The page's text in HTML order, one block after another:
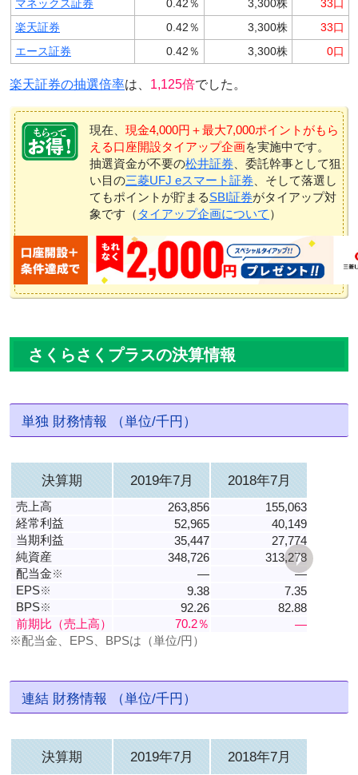
マネックス証券 0.42％ 3,300株
33口
楽天証券
0.42％ 3,300株
33口
エース証券
0.42％ 3,300株 0口
楽天証券の抽選倍率は、 1,125倍でした。
現在、 現金4,000円＋最大7,000ポイントがもら
える口座開設タイアップ企画を実施中です。
抽選資金が不要の松井証券 、委託幹事として狙
い目の三菱UFJ eスマート証券 、そして落選し
てもポイントが貯まるSBI証券がタイアップ対
象です（ タイアップ企画について ）
さくらさくプラスの決算情報
単独 財務情報 （単位/千円）
決算期 2019年7月 2018年7月
売上高 263,856
155,063
経常利益
52,965
40,149
当期利益
35,447
27,774
純資産
348,726
313,278
配当金※ ―
―
EPS※ 9.38
7.35
BPS※ 92.26
82.88
前期比（売上高）
70.2％
―
※配当金、EPS、BPSは（単位/円）
連結 財務情報 （単位/千円）
決算期 2019年7月 2018年7月